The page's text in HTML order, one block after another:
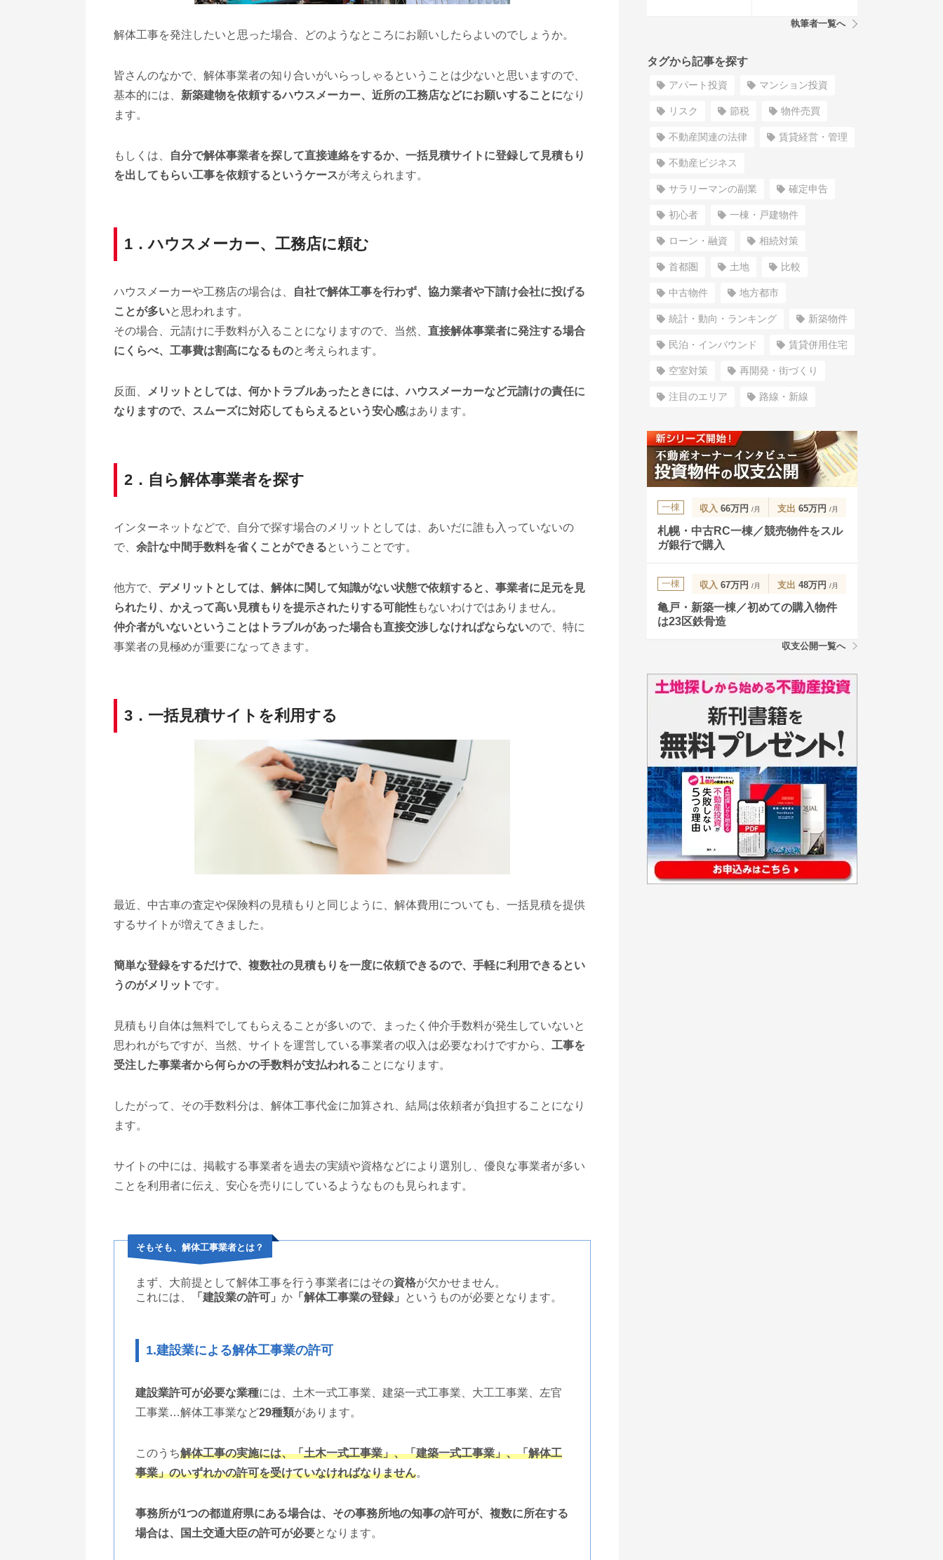
解体工事を発注したいと思った場合、どのようなところにお願いしたらよいのでしょうか。
皆さんのなかで、解体事業者の知り合いがいらっしゃるということは少ないと思いますので、
基本的には、 新築建物を依頼するハウスメーカー、近所の工務店などにお願いすることになり
ます。
もしくは、
自分で解体事業者を探して直接連絡をするか、一括見積サイトに登録して見積もり
を出してもらい工事を依頼するというケースが考えられます。
1．ハウスメーカー、工務店に頼む
ハウスメーカーや工務店の場合は、
自社で解体工事を行わず、協力業者や下請け会社に投げる
ことが多いと思われます。
その場合、元請けに手数料が入ることになりますので、当然、 直接解体事業者に発注する場合
にくらべ、工事費は割高になるものと考えられます。
反面、
メリットとしては、何かトラブルあったときには、ハウスメーカーなど元請けの責任に
なりますので、スムーズに対応してもらえるという安心感はあります。
2．自ら解体事業者を探す
インターネットなどで、自分で探す場合のメリットとしては、あいだに誰も入っていないの
で、 余計な中間手数料を省くことができるということです。
他方で、 デメリットとしては、解体に関して知識がない状態で依頼すると、事業者に足元を見
られたり、かえって高い見積もりを提示されたりする可能性もないわけではありません。
仲介者がいないということはトラブルがあった場合も直接交渉しなければならないので、特に
事業者の見極めが重要になってきます。
3．一括見積サイトを利用する
最近、中古車の査定や保険料の見積もりと同じように、解体費用についても、一括見積を提供
するサイトが増えてきました。
簡単な登録をするだけで、複数社の見積もりを一度に依頼できるので、手軽に利用できるとい
うのがメリット です。
見積もり自体は無料でしてもらえることが多いので、まったく仲介手数料が発生していないと
思われがちですが、当然、サイトを運営している事業者の収入は必要なわけですから、 工事を
受注した事業者から何らかの手数料が支払われることになります。
したがって、その手数料分は、解体工事代金に加算され、結局は依頼者が負担することになり
ます。
サイトの中には、掲載する事業者を過去の実績や資格などにより選別し、優良な事業者が多い
ことを利用者に伝え、安心を売りにしているようなものも見られます。
そもそも、解体工事業者とは？
まず、大前提として解体工事を行う事業者にはその資格が欠かせません。
これには、
「建設業の許可」 か 「解体工事業の登録」 というものが必要となります。
1.建設業による解体工事業の許可
建設業許可が必要な業種には、土木一式工事業、建築一式工事業、大工工事業、左官
工事業…解体工事業など29種類があります。
このうち解体工事の実施には、「土木一式工事業」、「建築一式工事業」、「解体工
事業」のいずれかの許可を受けていなければなりません。
事務所が1つの都道府県にある場合は、その事務所地の知事の許可が、複数に所在する
場合は、国土交通大臣の許可が必要となります。
執筆者一覧へ
タグから記事を探す
アパート投資 マンション投資
リスク 節税 物件売買
不動産関連の法律 賃貸経営・管理
不動産ビジネス
サラリーマンの副業 確定申告
初心者 一棟・戸建物件
ローン・融資 相続対策
首都圏 土地 比較
中古物件 地方都市
統計・動向・ランキング 新築物件
民泊・インバウンド 賃貸併用住宅
空室対策 再開発・街づくり
注目のエリア 路線・新線
一棟 収入 66万円 /月 支出 65万円 /月
札幌・中古RC一棟／競売物件をスル
ガ銀行で購入
一棟 収入 67万円 /月 支出 48万円 /月
亀戸・新築一棟／初めての購入物件
は23区鉄骨造
収支公開一覧へ